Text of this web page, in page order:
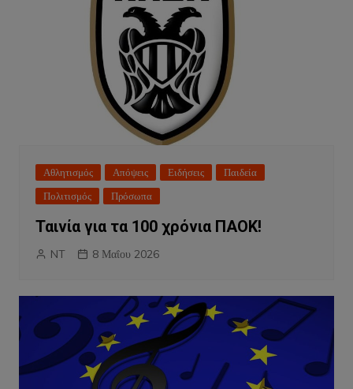
Αθλητισμός Απόψεις Ειδήσεις
Παιδεία
Πολιτισμός
Πρόσωπα
Ταινία για τα 100 χρόνια ΠΑΟΚ!
NT 8 Μαΐου 2026